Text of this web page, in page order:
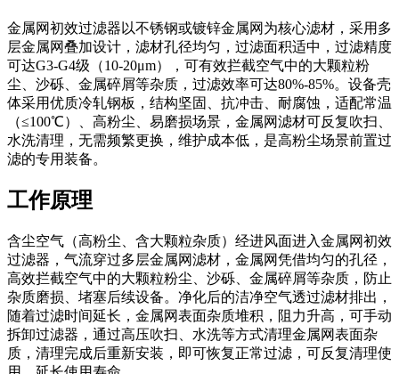
金属网初效过滤器以不锈钢或镀锌金属网为核心滤材，采用多
层金属网叠加设计，滤材孔径均匀，过滤面积适中，过滤精度
可达G3-G4级（10-20μm），可有效拦截空气中的大颗粒粉
尘、沙砾、金属碎屑等杂质，过滤效率可达80%-85%。设备壳
体采用优质冷轧钢板，结构坚固、抗冲击、耐腐蚀，适配常温
（≤100℃）、高粉尘、易磨损场景，金属网滤材可反复吹扫、
水洗清理，无需频繁更换，维护成本低，是高粉尘场景前置过
滤的专用装备。
工作原理
含尘空气（高粉尘、含大颗粒杂质）经进风面进入金属网初效
过滤器，气流穿过多层金属网滤材，金属网凭借均匀的孔径，
高效拦截空气中的大颗粒粉尘、沙砾、金属碎屑等杂质，防止
杂质磨损、堵塞后续设备。净化后的洁净空气透过滤材排出，
随着过滤时间延长，金属网表面杂质堆积，阻力升高，可手动
拆卸过滤器，通过高压吹扫、水洗等方式清理金属网表面杂
质，清理完成后重新安装，即可恢复正常过滤，可反复清理使